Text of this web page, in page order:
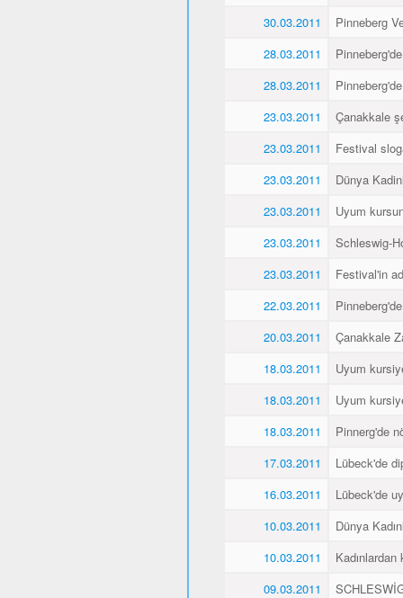
30.03.2011
Pinneberg
28.03.2011
28.03.2011
23.03.2011
Çanakkale
23.03.2011
Festival
23.03.2011
Dünya
23.03.2011
Uyum
23.03.2011
Schleswig-
23.03.2011
Festival'in
22.03.2011
20.03.2011
Çanakkale
18.03.2011
Uyum
18.03.2011
Uyum
18.03.2011
Pinnerg'de
17.03.2011
Lübeck'de
16.03.2011
Lübeck'de
10.03.2011
Dünya
10.03.2011
Kadınlardan
09.03.2011